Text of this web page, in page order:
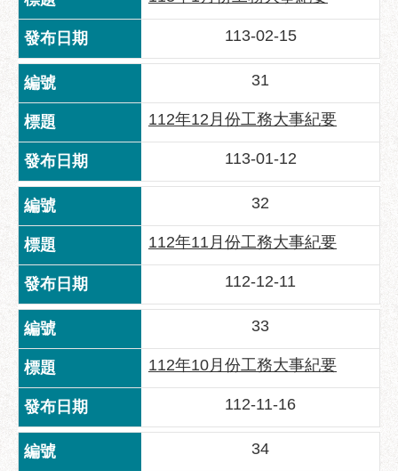
助
專
區
網
站
導
覽
回
首
頁
English
台
北
通
台
北
服
務
通
113-02-15
31
112年12月份工務大事紀要
113-01-12
32
112年11月份工務大事紀要
112-12-11
33
112年10月份工務大事紀要
112-11-16
34